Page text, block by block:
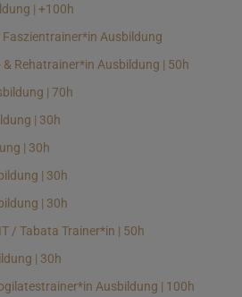
| +100h
Ausbildung
Rehatrainer*in Ausbildung | 50h
| 70h
| 30h
| 30h
| 30h
| 30h
/ Tabata Trainer*in | 50h
| 30h
Ausbildung | 100h